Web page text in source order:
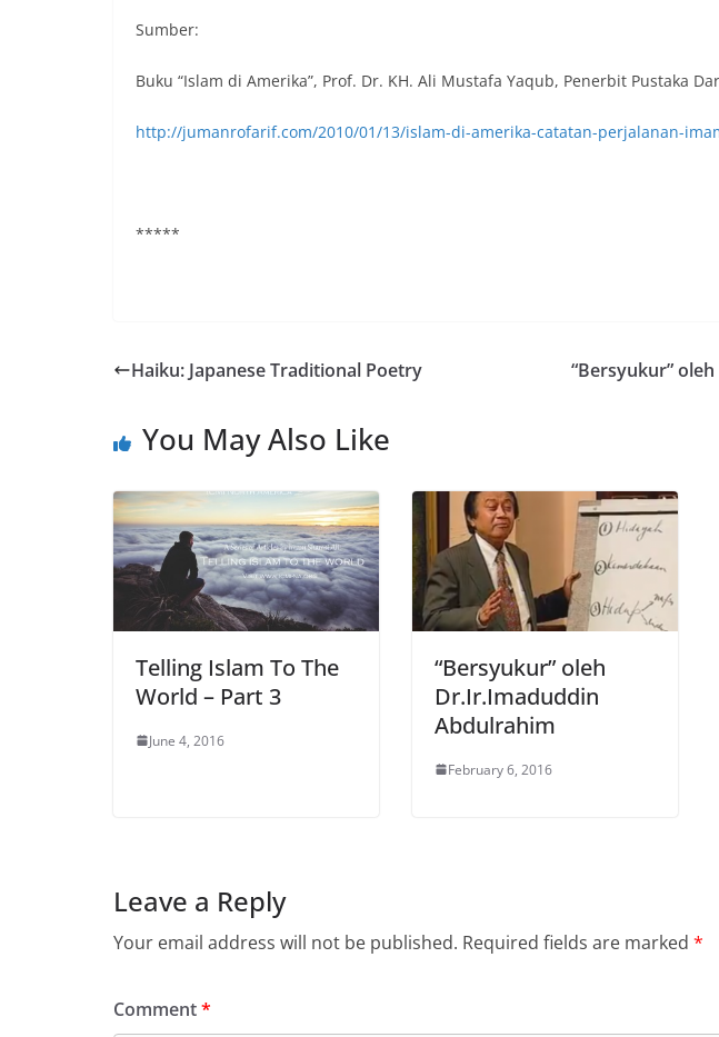
Sumber:
Buku “Islam di Amerika”, Prof. Dr. KH. Ali Mustafa Yaqub, Penerbit Pustaka
http://jumanrofarif.com/2010/01/13/islam-di-amerika-catatan-perjalanan-
*****
Haiku: Japanese Traditional Poetry “Bersyukur”
You May Also Like
Telling Islam To The
World – Part 3
June 4, 2016
“Bersyukur” oleh
Dr.Ir.Imaduddin
Abdulrahim
February 6, 2016
Leave a Reply
Your email address will not be published. Required fields are marked *
Comment*